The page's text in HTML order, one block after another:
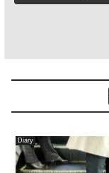
Diary